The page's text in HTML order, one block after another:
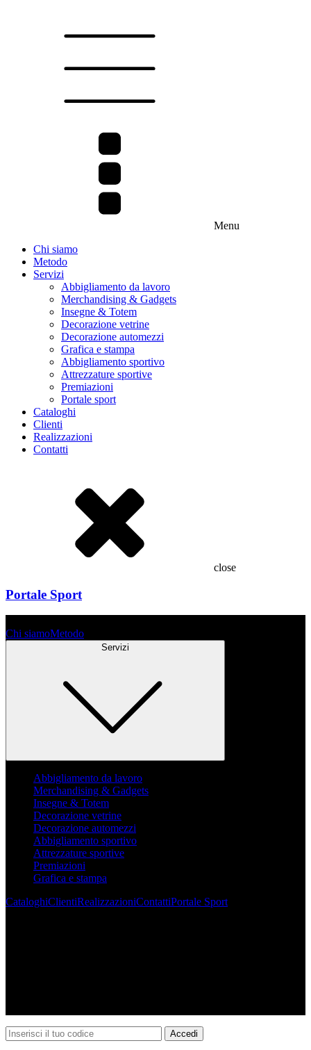
Menu
Chi siamo
Metodo
Servizi
Abbigliamento da lavoro
Merchandising & Gadgets
Insegne & Totem
Decorazione vetrine
Decorazione automezzi
Grafica e stampa
Abbigliamento sportivo
Attrezzature sportive
Premiazioni
Portale sport
Cataloghi
Clienti
Realizzazioni
Contatti
close
Portale Sport
Chi siamoMetodo
Servizi
Abbigliamento da lavoro
Merchandising & Gadgets
Insegne & Totem
Decorazione vetrine
Decorazione automezzi
Abbigliamento sportivo
Attrezzature sportive
Premiazioni
Grafica e stampa
CataloghiClientiRealizzazioniContattiPortale Sport